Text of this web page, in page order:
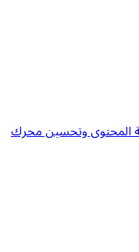
المحتوى وتحسين محرك